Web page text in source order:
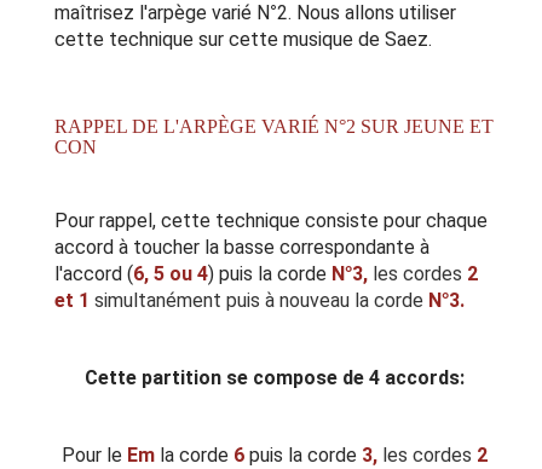
maîtrisez l'arpège varié N°2. Nous allons utiliser
cette technique sur cette musique de Saez.
RAPPEL DE L'ARPÈGE VARIÉ N°2 SUR JEUNE ET
CON
Pour rappel, cette technique consiste pour chaque
accord à toucher la basse correspondante à
l'accord (6, 5 ou 4) puis la corde N°3, les cordes 2
et 1 simultanément puis à nouveau la corde N°3.
Cette partition se compose de 4 accords:
Pour le Em la corde 6 puis la corde 3, les cordes 2